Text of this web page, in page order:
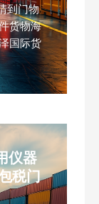
到门物
货物海
国际货
仪器
税门